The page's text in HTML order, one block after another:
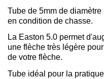
Tube de 5mm de
en condition de chasse.
La Easton 5.0 permet
une flèche très légère
de votre flèche.
Tube idéal pour la